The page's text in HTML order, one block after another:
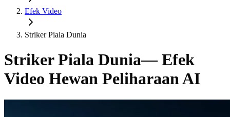
Efek Video
Striker Piala Dunia
Striker Piala Dunia— Efek
Video Hewan Peliharaan AI